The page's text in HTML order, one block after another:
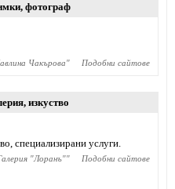
, фотограф
Чакърова" Подобни сайтове
, изкуство
специализирани услуги.
"Лоранъ"" Подобни сайтове